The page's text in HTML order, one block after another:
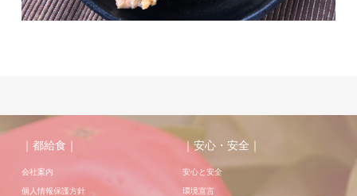
｜都給食｜
会社案内
個人情報保護方針
｜安心・安全｜
安心と安全
環境宣言